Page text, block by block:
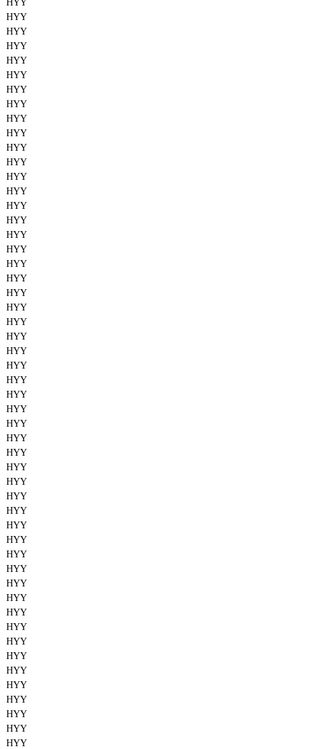
HYY
HYY
HYY
HYY
HYY
HYY
HYY
HYY
HYY
HYY
HYY
HYY
HYY
HYY
HYY
HYY
HYY
HYY
HYY
HYY
HYY
HYY
HYY
HYY
HYY
HYY
HYY
HYY
HYY
HYY
HYY
HYY
HYY
HYY
HYY
HYY
HYY
HYY
HYY
HYY
HYY
HYY
HYY
HYY
HYY
HYY
HYY
HYY
HYY
HYY
HYY
HYY